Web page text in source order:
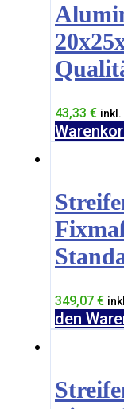
43,33 € inkl.
349,07 €
den